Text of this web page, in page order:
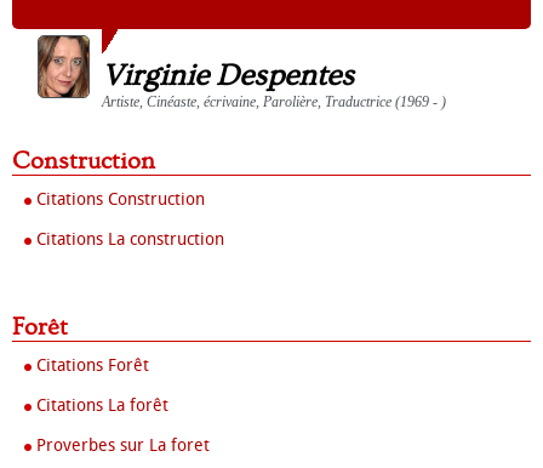
Virginie Despentes
Artiste, Cinéaste, écrivaine, Parolière, Traductrice (1969 - )
Construction
Citations Construction
Citations La construction
Forêt
Citations Forêt
Citations La forêt
Proverbes sur La foret